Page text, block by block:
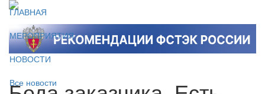
ГЛАВНАЯ
МЕРОПРИЯТИЯ
НОВОСТИ
Все новости